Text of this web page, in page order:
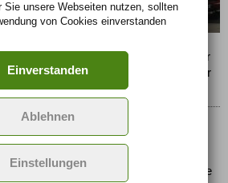
Brabus den
Das umfangreiche
Motortuning, ein
maßgeschneiderte Leichtmetallräder
bis zum individuellen Business- oder
Mercedes CL, S und SL
entwickelten einen Leistungskit,
des 5,5 Liter V12 weckt, ohne
Sie unsere Webseiten nutzen, sollten
von Cookies einverstanden
Einverstanden
Ablehnen
Einstellungen